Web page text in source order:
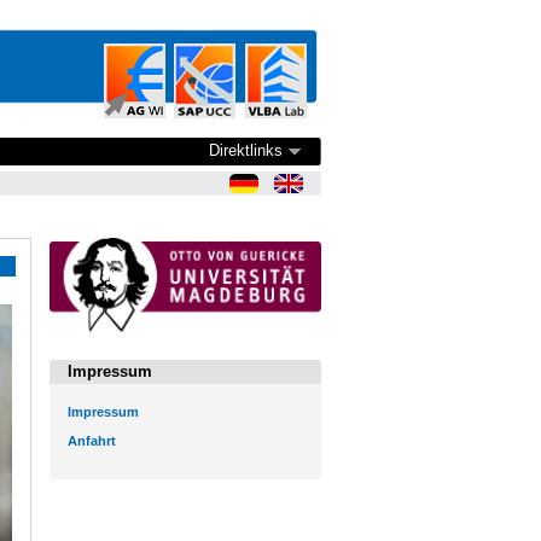
Direktlinks
Impressum
Impressum
Anfahrt